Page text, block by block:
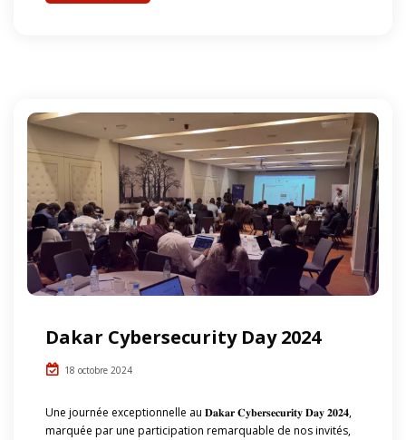
Dakar Cybersecurity Day 2024
18 octobre 2024
Une journée exceptionnelle au 𝐃𝐚𝐤𝐚𝐫 𝐂𝐲𝐛𝐞𝐫𝐬𝐞𝐜𝐮𝐫𝐢𝐭𝐲 𝐃𝐚𝐲 𝟐𝟎𝟐𝟒,
marquée par une participation remarquable de nos invités,